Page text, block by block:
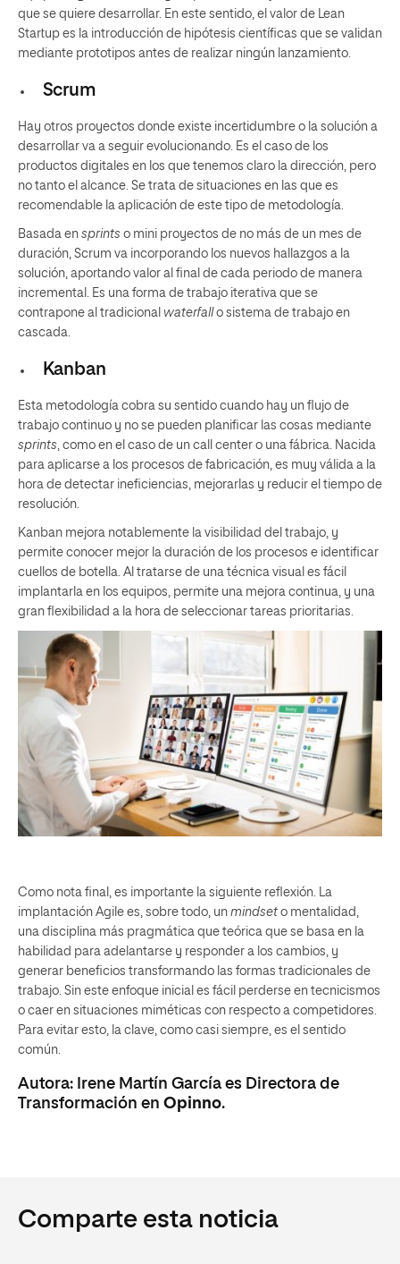
que se quiere desarrollar. En este sentido, el valor de Lean
Startup es la introducción de hipótesis científicas que se validan
mediante prototipos antes de realizar ningún lanzamiento.
Scrum
Hay otros proyectos donde existe incertidumbre o la solución a
desarrollar va a seguir evolucionando. Es el caso de los
productos digitales en los que tenemos claro la dirección, pero
no tanto el alcance. Se trata de situaciones en las que es
recomendable la aplicación de este tipo de metodología.
Basada en sprints o mini proyectos de no más de un mes de
duración, Scrum va incorporando los nuevos hallazgos a la
solución, aportando valor al final de cada periodo de manera
incremental. Es una forma de trabajo iterativa que se
contrapone al tradicional waterfall o sistema de trabajo en
cascada.
Kanban
Esta metodología cobra su sentido cuando hay un flujo de
trabajo continuo y no se pueden planificar las cosas mediante
sprints, como en el caso de un call center o una fábrica. Nacida
para aplicarse a los procesos de fabricación, es muy válida a la
hora de detectar ineficiencias, mejorarlas y reducir el tiempo de
resolución.
Kanban mejora notablemente la visibilidad del trabajo, y
permite conocer mejor la duración de los procesos e identificar
cuellos de botella. Al tratarse de una técnica visual es fácil
implantarla en los equipos, permite una mejora continua, y una
gran flexibilidad a la hora de seleccionar tareas prioritarias.
Como nota final, es importante la siguiente reflexión. La
implantación Agile es, sobre todo, un mindset o mentalidad,
una disciplina más pragmática que teórica que se basa en la
habilidad para adelantarse y responder a los cambios, y
generar beneficios transformando las formas tradicionales de
trabajo. Sin este enfoque inicial es fácil perderse en tecnicismos
o caer en situaciones miméticas con respecto a competidores.
Para evitar esto, la clave, como casi siempre, es el sentido
común.
Autora: Irene Martín García es Directora de
Transformación en Opinno.
Comparte esta noticia